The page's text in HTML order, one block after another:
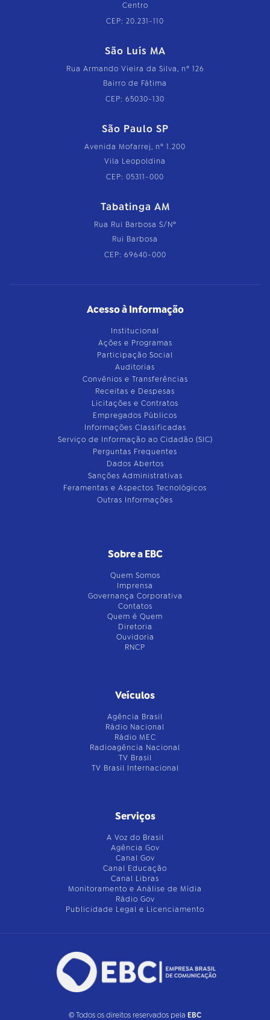
Centro
CEP: 20.231-110
São Luís MA
Rua Armando Vieira da Silva, nº 126
Bairro de Fátima
CEP: 65030-130
São Paulo SP
Avenida Mofarrej, nº 1.200
Vila Leopoldina
CEP: 05311-000
Tabatinga AM
Rua Rui Barbosa S/Nº
Rui Barbosa
CEP: 69640-000
Acesso à Informação
Institucional
Ações e Programas
Participação Social
Auditorias
Convênios e Transferências
Receitas e Despesas
Licitações e Contratos
Empregados Públicos
Informações Classificadas
Serviço de Informação ao Cidadão (SIC)
Perguntas Frequentes
Dados Abertos
Sanções Administrativas
Feramentas e Aspectos Tecnológicos
Outras Informações
Sobre a EBC
Quem Somos
Imprensa
Governança Corporativa
Contatos
Quem é Quem
Diretoria
Ouvidoria
RNCP
Veículos
Agência Brasil
Rádio Nacional
Rádio MEC
Radioagência Nacional
TV Brasil
TV Brasil Internacional
Serviços
A Voz do Brasil
Agência Gov
Canal Gov
Canal Educação
Canal Libras
Monitoramento e Análise de Mídia
Rádio Gov
Publicidade Legal e Licenciamento
© Todos os direitos reservados pela EBC